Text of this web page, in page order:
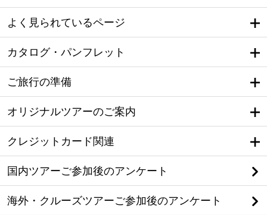
よく見られているページ
カタログ・パンフレット
ご旅行の準備
オリジナルツアーのご案内
クレジットカード関連
国内ツアーご参加後のアンケート
海外・クルーズツアーご参加後のアンケート